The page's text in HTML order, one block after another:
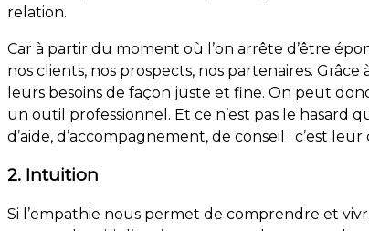
relation.
Car à partir du moment où l’on arrête d’être
nos clients, nos prospects, nos partenaires.
leurs besoins de façon juste et fine. On peut
un outil professionnel. Et ce n’est pas le hasard
d’aide, d’accompagnement, de conseil : c’est
2. Intuition
Si l’empathie nous permet de comprendre et